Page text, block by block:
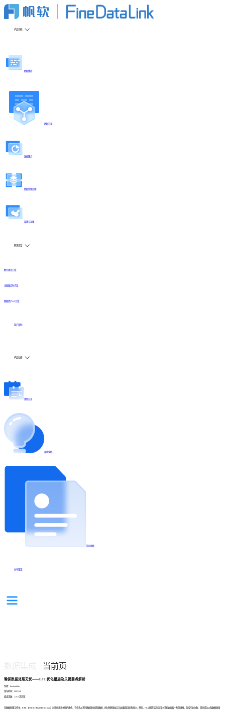
产品功能
数据集成
数据开发
数据服务
数据管理治理
部署与运维
解决方案
数仓建设方案
全链路实时方案
数据资产API方案
客户案例
产品动态
更新日志
帮助文档
学习视频
分享集锦
当前页
确保数据处理无忧——ETL优化措施及关键要点解析
作者：finedatalink
发布时间：2023.8.8
阅读次数：1,813 次浏览
在数据处理工作中， ETL（Extract-Transform-Load） 过程扮演着关键的角色，它负责从不同数据源中提取数据，经过转换和加工后加载到目标系统中。然而，ETL过程在实际应用中可能会面临一系列挑战，包括作业失败、部分成功以及数据质量